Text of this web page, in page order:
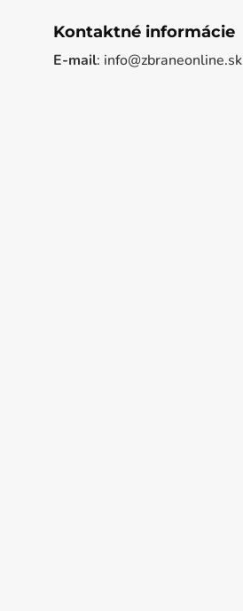
Kontaktné informácie
E-mail: info@zbraneonline.sk